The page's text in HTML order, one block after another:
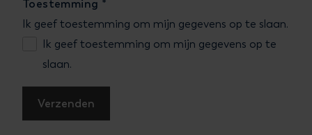
Toestemming *
Ik geef toestemming om mijn gegevens op te slaan.
Ik geef toestemming om mijn gegevens op te
slaan.